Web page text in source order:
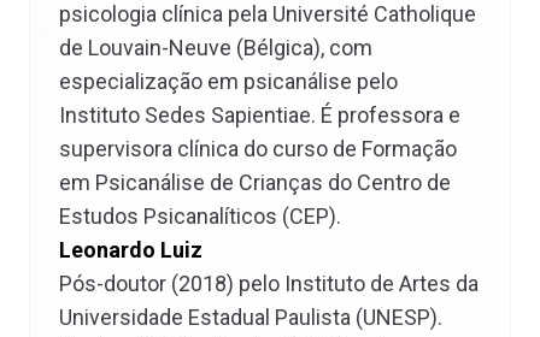
psicologia clínica pela Université Catholique
de Louvain-Neuve (Bélgica), com
especialização em psicanálise pelo
Instituto Sedes Sapientiae. É professora e
supervisora clínica do curso de Formação
em Psicanálise de Crianças do Centro de
Estudos Psicanalíticos (CEP).
Leonardo Luiz
Pós-doutor (2018) pelo Instituto de Artes da
Universidade Estadual Paulista (UNESP).